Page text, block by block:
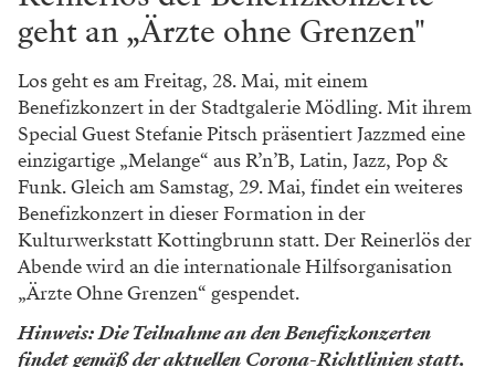
geht an „Ärzte ohne Grenzen"
Los geht es am Freitag, 28. Mai, mit einem
Benefizkonzert in der Stadtgalerie Mödling. Mit ihrem
Special Guest Stefanie Pitsch präsentiert Jazzmed eine
einzigartige „Melange“ aus R’n’B, Latin, Jazz, Pop &
Funk. Gleich am Samstag, 29. Mai, findet ein weiteres
Benefizkonzert in dieser Formation in der
Kulturwerkstatt Kottingbrunn statt. Der Reinerlös der
Abende wird an die internationale Hilfsorganisation
„Ärzte Ohne Grenzen“ gespendet.
Hinweis: Die Teilnahme an den Benefizkonzerten
findet gemäß der aktuellen Corona-Richtlinien statt.